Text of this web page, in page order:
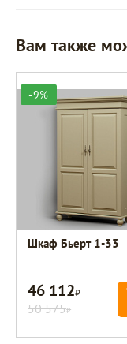
Вам также
-9%
Шкаф Бьерт 1-33
46 112Р
50 575Р